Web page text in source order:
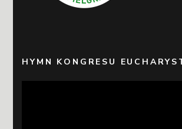
HYMN KONGRESU